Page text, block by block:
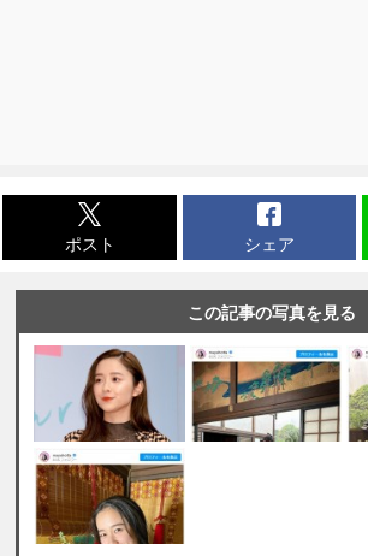
ポスト シェア
この記事の写真を見る